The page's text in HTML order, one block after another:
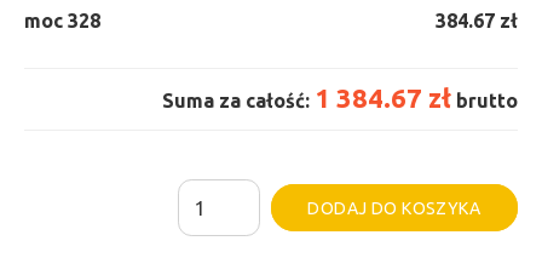
moc 328
384.67 zł
Suma za całość: 1 384.67 zł brutto
ilość
Grzejnik
DODAJ DO KOSZYKA